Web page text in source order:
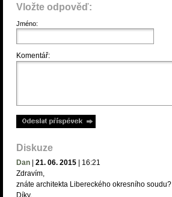
Vložte odpověď:
Jméno:
Komentář:
Diskuze
Dan 21. 06. 2015 16:21
Zdravím,
znáte architekta Libereckého okresního soudu?
Díky.